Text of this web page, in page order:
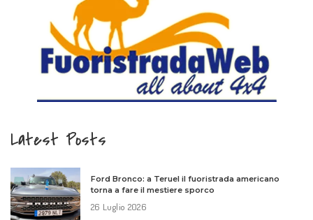
Latest Posts
Ford Bronco: a Teruel il fuoristrada americano
torna a fare il mestiere sporco
26 Luglio 2026